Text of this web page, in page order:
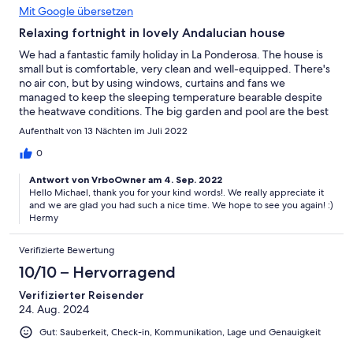
Mit Google übersetzen
Relaxing fortnight in lovely Andalucian house
We had a fantastic family holiday in La Ponderosa. The house is
small but is comfortable, very clean and well-equipped. There's
no air con, but by using windows, curtains and fans we
managed to keep the sleeping temperature bearable despite
the heatwave conditions. The big garden and pool are the best
features of the house. We spent many happy hours playing,
mountains and valleys. The whole garden area is a lovely green
staying on the coast for this holiday but are glad we decided to
stay further inland. The Lecrin Valley is beautiful and peaceful,
and Padul is near the amazing city of Granada and the
mountains, but still within easy reach of the beaches of the
Costa Tropical. There are plenty of amenities in Padul, and a
bigger supermarket a short drive away in Niguelas (which is a
lovely village to visit in its own right, including for mountain
walks). Last but not least, Hermy, Antonio and family are
excellent hosts: they're friendly and attentive but also go out of
their way to enable you to enjoy your holiday in peace too.
¡Gracias por todo!
Aufenthalt von 13 Nächten im Juli 2022
0
Antwort von VrboOwner am 4. Sep. 2022
Hello Michael, thank you for your kind words!. We really appreciate it
and we are glad you had such a nice time. We hope to see you again! :)
Hermy
Verifizierte Bewertung
10/10 – Hervorragend
Verifizierter Reisender
24. Aug. 2024
Gut: Sauberkeit, Check-in, Kommunikation, Lage und Genauigkeit